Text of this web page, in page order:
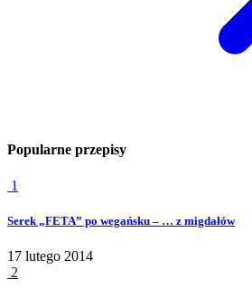
Popularne przepisy
1
Serek „FETA” po wegańsku – … z migdałów
17 lutego 2014
2